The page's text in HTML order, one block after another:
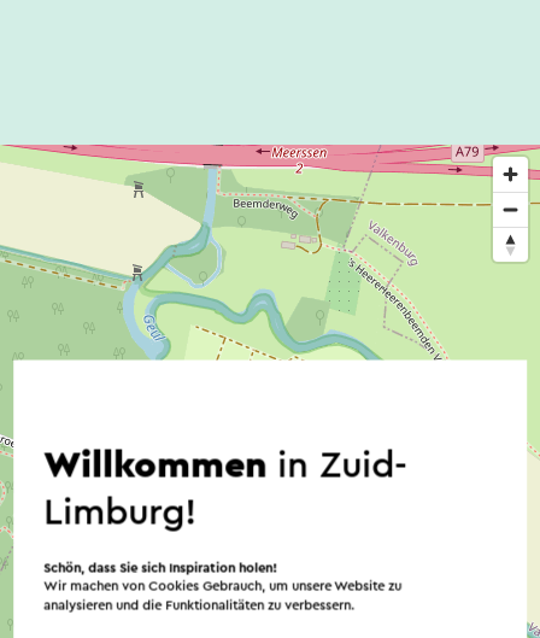
Willkommen in Zuid-
Limburg!
Schön, dass Sie sich Inspiration holen!
Wir machen von Cookies Gebrauch, um unsere Website zu
analysieren und die Funktionalitäten zu verbessern.